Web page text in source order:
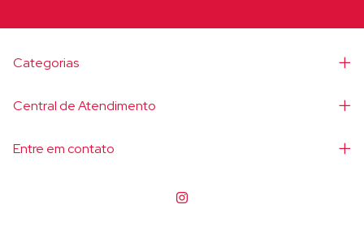
Categorias
Central de Atendimento
Entre em contato